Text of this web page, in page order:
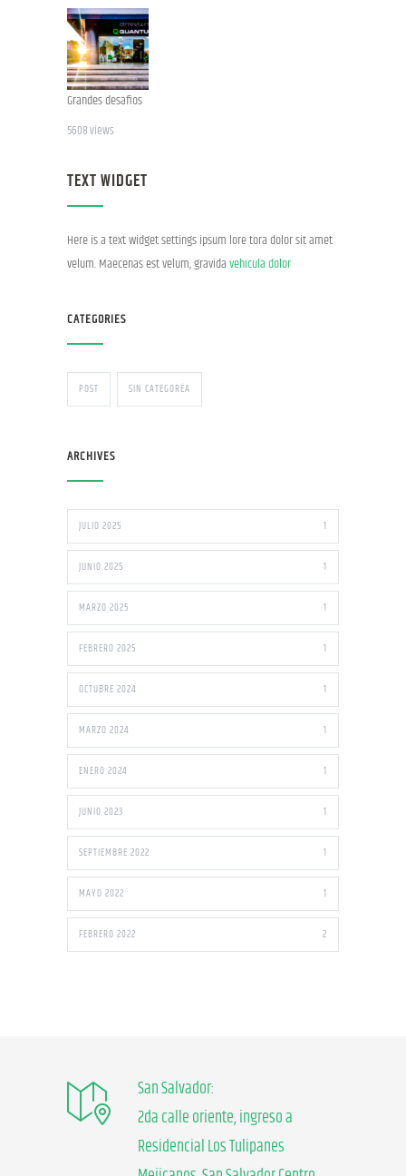
Grandes desafios
5608 views
TEXT WIDGET
Here is a text widget settings ipsum lore tora dolor sit amet
velum. Maecenas est velum, gravidavehicula dolor
CATEGORIES
POST SIN CATEGORÍA
ARCHIVES
JULIO 2025 1
JUNIO 2025 1
MARZO 2025 1
FEBRERO 2025 1
OCTUBRE 2024 1
MARZO 2024 1
ENERO 2024 1
JUNIO 2023 1
SEPTIEMBRE 2022 1
MAYO 2022 1
FEBRERO 2022 2
San Salvador:
2da calle oriente, ingreso a
Residencial Los Tulipanes